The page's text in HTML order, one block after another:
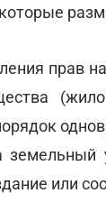
прав
или